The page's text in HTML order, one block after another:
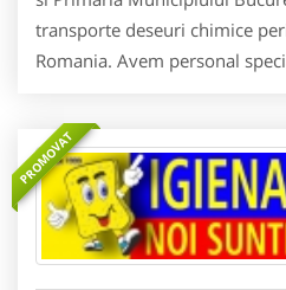
transporte deseuri chimice
Romania. Avem personal
PROMOVAT